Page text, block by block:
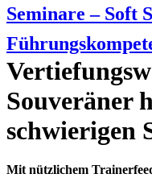
Seminare – Soft
Souveräner
schwierigen
Mit nützlichem